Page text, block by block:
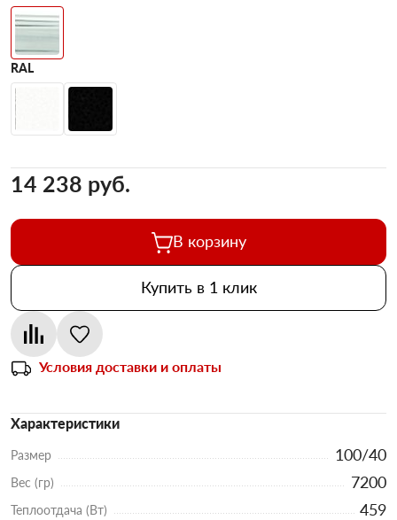
RAL
14 238 pуб.
В корзину
Купить в 1 клик
Условия доставки и оплаты
Характеристики
Размер 100/40
Вес (гр) 7200
Теплоотдача (Вт) 459